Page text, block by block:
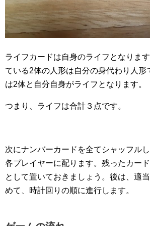
ライフカードは自身のライフとなりま
ている2体の人形は自分の身代わり人形
は2体と自分自身がライフとなります。
つまり、ライフは合計３点です。
次にナンバーカードを全てシャッフル
各プレイヤーに配ります。残ったカー
として置いておきましょう。後は、適
めて、時計回りの順に進行します。